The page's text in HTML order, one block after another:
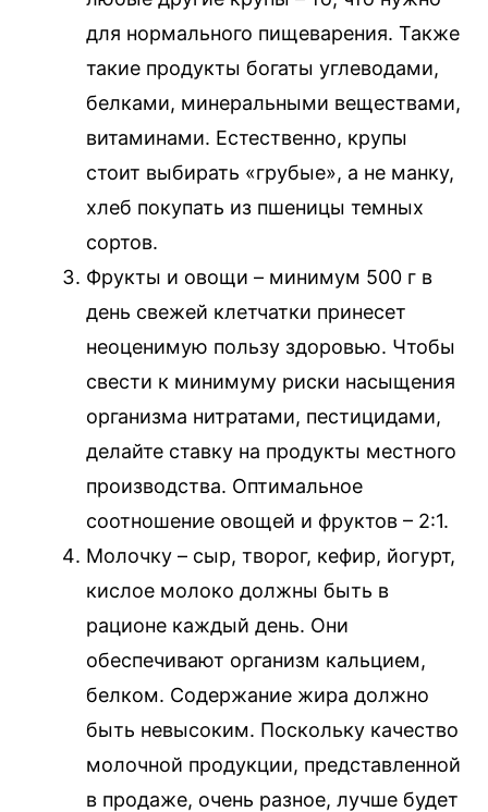
для нормального пищеварения. Также
такие продукты богаты углеводами,
белками, минеральными веществами,
витаминами. Естественно, крупы
стоит выбирать «грубые», а не манку,
хлеб покупать из пшеницы темных
сортов.
Фрукты и овощи – минимум 500 г в
день свежей клетчатки принесет
неоценимую пользу здоровью. Чтобы
свести к минимуму риски насыщения
организма нитратами, пестицидами,
делайте ставку на продукты местного
производства. Оптимальное
соотношение овощей и фруктов – 2:1.
Молочку – сыр, творог, кефир, йогурт,
кислое молоко должны быть в
рационе каждый день. Они
обеспечивают организм кальцием,
белком. Содержание жира должно
быть невысоким. Поскольку качество
молочной продукции, представленной
в продаже, очень разное, лучше будет